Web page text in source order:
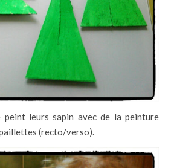
leurs sapin avec de la peinture
(recto/verso).